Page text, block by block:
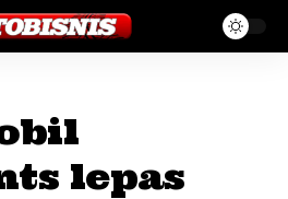
lepas